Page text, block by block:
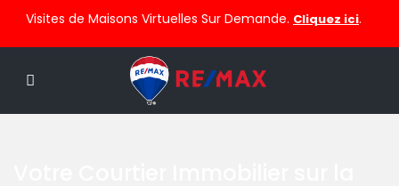
Visites de Maisons Virtuelles Sur Demande. Cliquez ici.